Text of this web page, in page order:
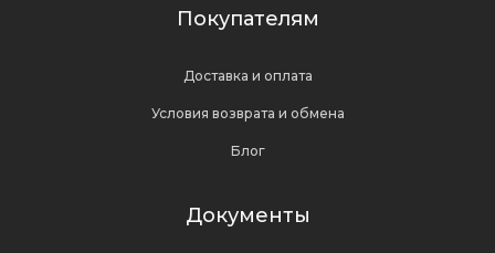
Блог
Условия возврата и обмена
Доставка и оплата
Покупателям
Документы